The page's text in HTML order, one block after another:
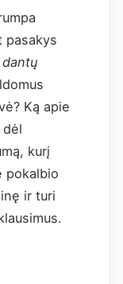
pasakys
Ką apie
kurį
pokalbio
ir turi